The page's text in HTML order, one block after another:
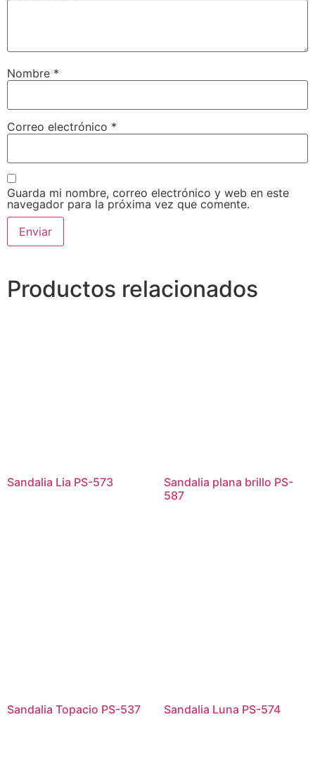
Nombre *
Correo electrónico *
Guarda mi nombre, correo electrónico y web en este
navegador para la próxima vez que comente.
Productos relacionados
Sandalia Lia PS-573
Sandalia plana brillo PS-
587
Sandalia Topacio PS-537 Sandalia Luna PS-574